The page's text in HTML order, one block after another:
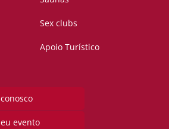
Sex clubs
Apoio Turístico
evento